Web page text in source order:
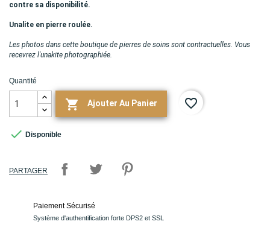
contre sa disponibilité.
Unalite en pierre roulée.
Les photos dans cette boutique de pierres de soins sont contractuelles. Vous
recevrez l'unakite photographiée.
Quantité
 Ajouter Au Panier favorite_border
 Disponible
PARTAGER
Paiement Sécurisé
Système d'authentification forte DPS2 et SSL